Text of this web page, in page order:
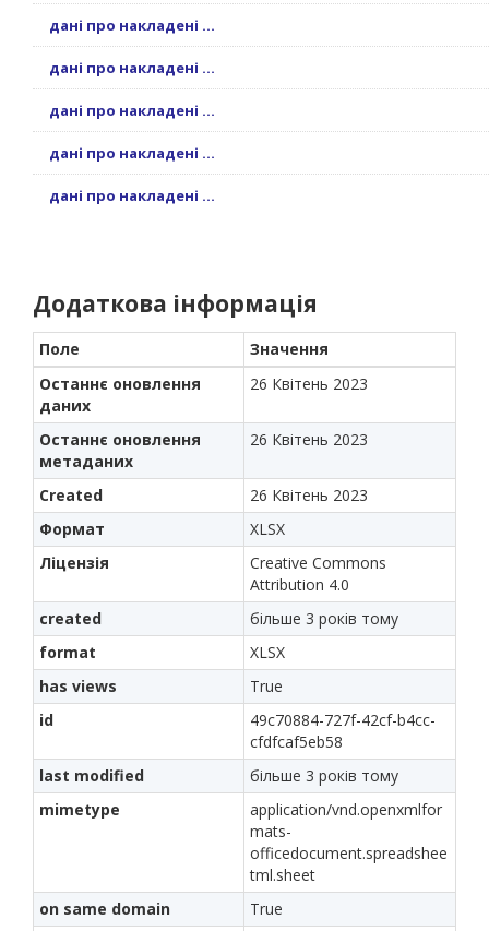
дані про накладені ...
дані про накладені ...
дані про накладені ...
дані про накладені ...
дані про накладені ...
Додаткова інформація
Поле
Значення
Останнє оновлення
даних
26 Квітень 2023
Останнє оновлення
метаданих
26 Квітень 2023
Created
26 Квітень 2023
Формат
XLSX
Ліцензія
Creative Commons
Attribution 4.0
created
більше 3 років тому
format
XLSX
has views
True
id
49c70884-727f-42cf-b4cc-
cfdfcaf5eb58
last modified
більше 3 років тому
mimetype
application/vnd.openxmlfor
mats-
officedocument.spreadshee
tml.sheet
on same domain
True